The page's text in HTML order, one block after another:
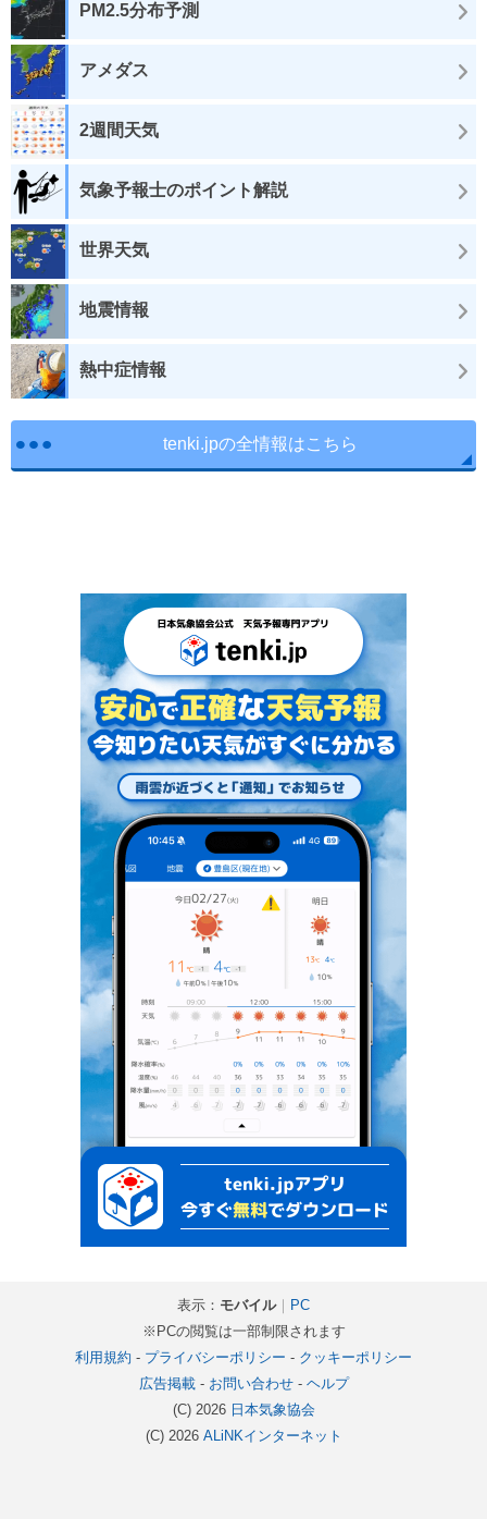
PM2.5分布予測
アメダス
2週間天気
気象予報士のポイント解説
世界天気
地震情報
熱中症情報
tenki.jpの全情報はこちら
表示： モバイル｜
PC
※PCの閲覧は一部制限されます
利用規約 - プライバシーポリシー - クッキーポリシー
広告掲載- お問い合わせ- ヘルプ
(C) 2026 日本気象協会
(C) 2026 ALiNKインターネット